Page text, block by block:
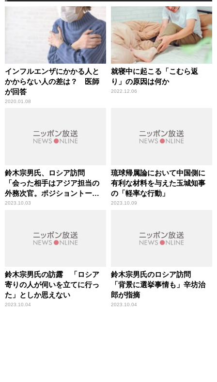
インフルエンザにかかる人と
かからない人の差は？ 医師
が回答
2020.01.08
就寝中に起こる「こむら返
り」の原因は何か
2022.12.06
鈴木宗男氏、ロシア訪問
「会った相手はアジア担当の
外務次官。ポジショントーク
だろう」専門家が解説
2023.10.03
琉球帰属論において中国側に
有利な材料を与えた玉城知事
の「軽率な行動」
2023.10.09
鈴木宗男氏の訪露 「ロシア
寄りの人が伺いを立てに行っ
た」としか思えない
2023.10.04
鈴木宗男氏のロシア訪問
「背景に選挙事情も」辛坊治
郎が指摘
2023.10.04